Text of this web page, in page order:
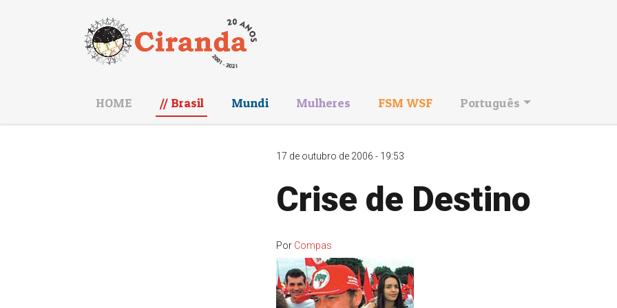
HOME Brasil Mundi Mulheres FSM WSF Português
17 de outubro de 2006 - 19:53
Crise de Destino
Por Compas